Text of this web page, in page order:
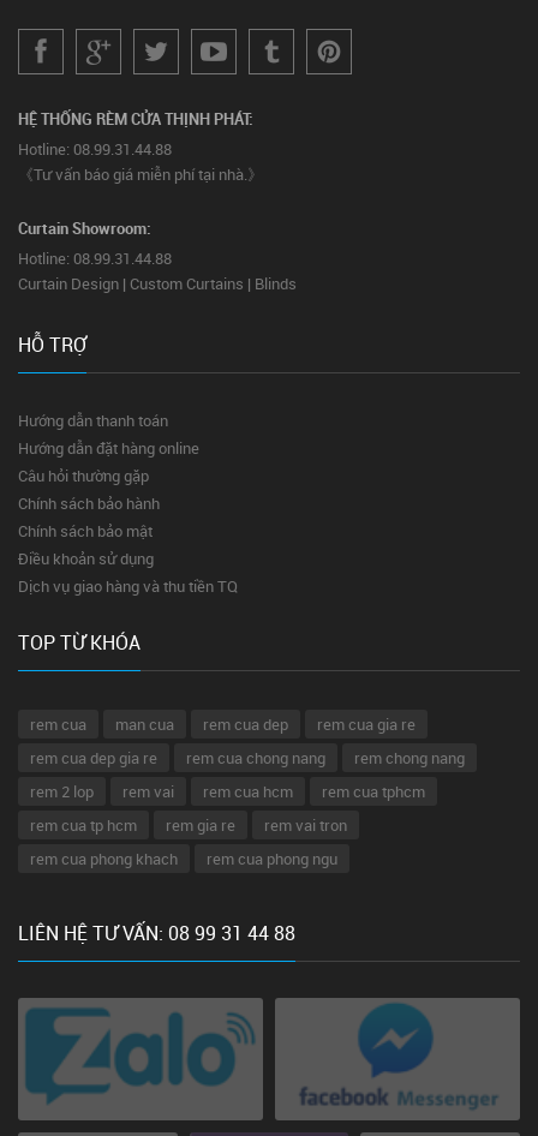
HỆ THỐNG RÈM CỬA THỊNH PHÁT:
Hotline: 08.99.31.44.88
《Tư vấn báo giá miễn phí tại nhà.》
Curtain Showroom:
Hotline: 08.99.31.44.88
Curtain Design | Custom Curtains | Blinds
HỖ TRỢ
Hướng dẫn thanh toán
Hướng dẫn đặt hàng online
Câu hỏi thường gặp
Chính sách bảo hành
Chính sách bảo mật
Điều khoản sử dụng
Dịch vụ giao hàng và thu tiền TQ
TOP TỪ KHÓA
rem cua man cua rem cua dep
rem cua gia re
rem cua dep gia re
rem cua chong nang
rem chong nang
rem 2 lop
rem vai rem cua hcm
rem cua tphcm
rem cua tp hcm
rem gia re
rem vai tron
rem cua phong khach
rem cua phong ngu
LIÊN HỆ TƯ VẤN: 08 99 31 44 88